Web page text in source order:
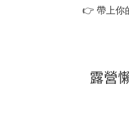
👉 帶上你
露營